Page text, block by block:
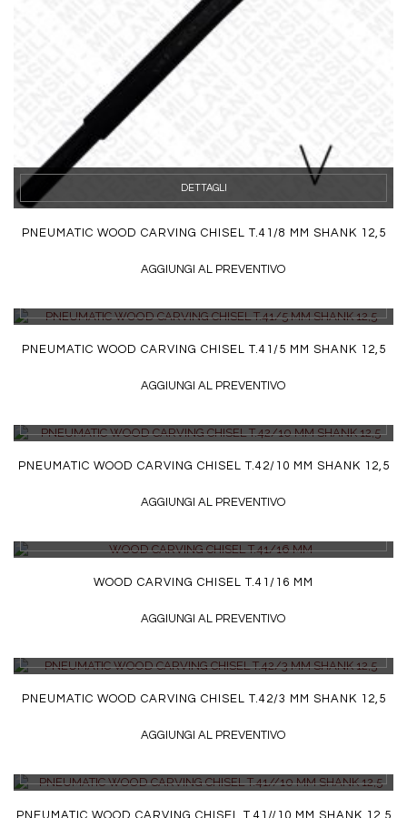
DETTAGLI
PNEUMATIC WOOD CARVING CHISEL T.41/8 MM SHANK 12,5
AGGIUNGI AL PREVENTIVO
PNEUMATIC WOOD CARVING CHISEL T.41/5 MM SHANK 12,5
AGGIUNGI AL PREVENTIVO
PNEUMATIC WOOD CARVING CHISEL T.42/10 MM SHANK 12,5
AGGIUNGI AL PREVENTIVO
WOOD CARVING CHISEL T.41/16 MM
AGGIUNGI AL PREVENTIVO
PNEUMATIC WOOD CARVING CHISEL T.42/3 MM SHANK 12,5
AGGIUNGI AL PREVENTIVO
PNEUMATIC WOOD CARVING CHISEL T.41//10 MM SHANK 12,5